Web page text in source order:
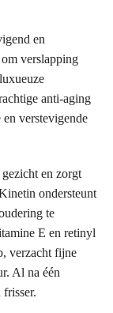
en
verslapping
anti-aging
verstevigende
en zorgt
ondersteunt
te
E en retinyl
verzacht fijne
Al na één